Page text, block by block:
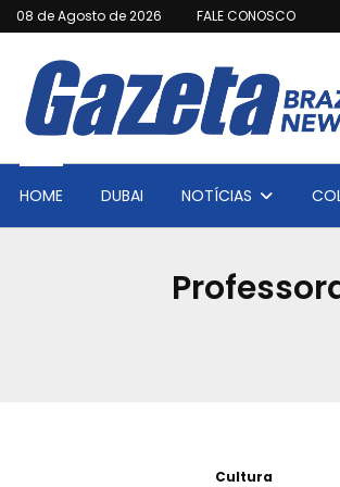
08 de Agosto de 2026 FALE CONOSCO
HOME DUBAI NOTÍCIAS
Cultura